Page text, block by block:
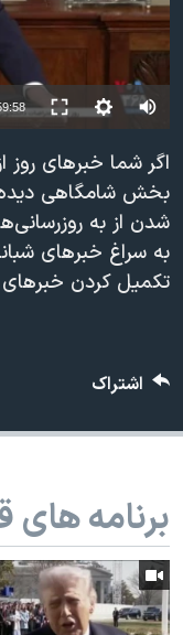
فرهنگ و زندگی
حقوق شهروندی
اقتصادی
اسرائیل در جنگ
گالری عکس
آرشیو پخش زنده
مستندها
انتخابات ریاست جمهوری
حمله جمهوری اسلامی
ورزش زنان در ایران
اعتراضات زن، زندگی،
مجموعه مستندهای
تریبونال مردمی آبان ۹۸
چهل سال گروگان‌گیری
نرگس محمدی برنده
همایش
صفحه‌های ویژه
دنبال کنید
زبانهای مختلف
Auto
360p
480p
720p
اگر شما خبرهای روز
بخش شامگاهی
شدن از به
به سراغ خبرهای
تکمیل کردن
اشتراک
برنامه های